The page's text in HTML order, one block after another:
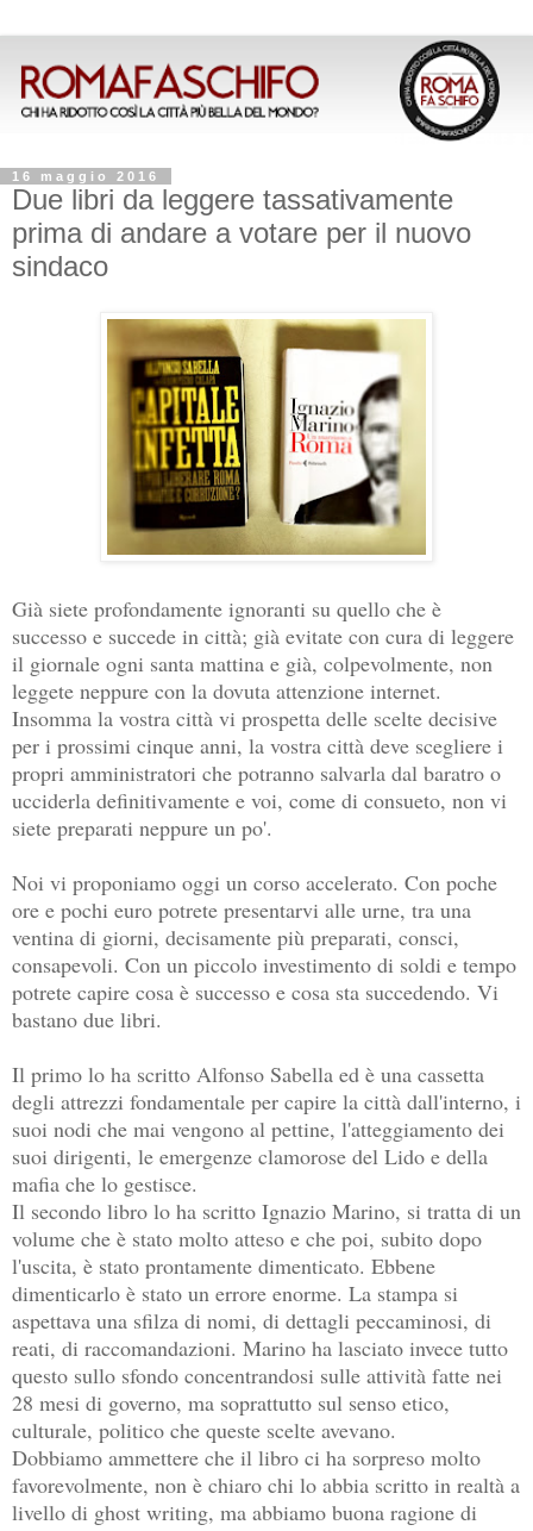
16 maggio 2016
Due libri da leggere tassativamente
prima di andare a votare per il nuovo
sindaco
Già siete profondamente ignoranti su quello che è
successo e succede in città; già evitate con cura di leggere
il giornale ogni santa mattina e già, colpevolmente, non
leggete neppure con la dovuta attenzione internet.
Insomma la vostra città vi prospetta delle scelte decisive
per i prossimi cinque anni, la vostra città deve scegliere i
propri amministratori che potranno salvarla dal baratro o
ucciderla definitivamente e voi, come di consueto, non vi
siete preparati neppure un po'.
Noi vi proponiamo oggi un corso accelerato. Con poche
ore e pochi euro potrete presentarvi alle urne, tra una
ventina di giorni, decisamente più preparati, consci,
consapevoli. Con un piccolo investimento di soldi e tempo
potrete capire cosa è successo e cosa sta succedendo. Vi
bastano due libri.
Il primo lo ha scritto Alfonso Sabella ed è una cassetta
degli attrezzi fondamentale per capire la città dall'interno, i
suoi nodi che mai vengono al pettine, l'atteggiamento dei
suoi dirigenti, le emergenze clamorose del Lido e della
mafia che lo gestisce.
Il secondo libro lo ha scritto Ignazio Marino, si tratta di un
volume che è stato molto atteso e che poi, subito dopo
l'uscita, è stato prontamente dimenticato. Ebbene
dimenticarlo è stato un errore enorme. La stampa si
aspettava una sfilza di nomi, di dettagli peccaminosi, di
reati, di raccomandazioni. Marino ha lasciato invece tutto
questo sullo sfondo concentrandosi sulle attività fatte nei
28 mesi di governo, ma soprattutto sul senso etico,
culturale, politico che queste scelte avevano.
Dobbiamo ammettere che il libro ci ha sorpreso molto
favorevolmente, non è chiaro chi lo abbia scritto in realtà a
livello di ghost writing, ma abbiamo buona ragione di